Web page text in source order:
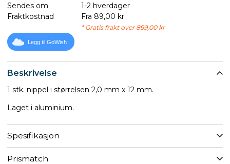
Beskrivelse
1 stk. nippel i størrelsen 2,0 mm x 12 mm.
Laget i aluminium.
Spesifikasjon
Prismatch
Sendes om
1-2 hverdager
Fraktkostnad
Fra 89,00 kr
* Gratis frakt over 899,00 kr
Legg til GoWish